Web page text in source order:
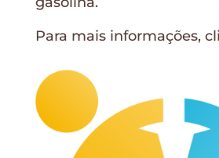
Para mais informações,